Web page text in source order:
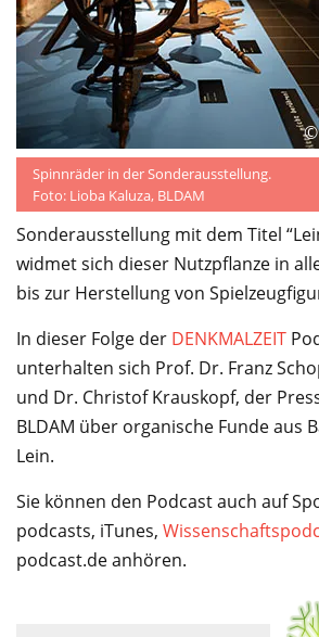
©
Spinnräder in der Sonderausstellung.
Foto: Lioba Kaluza, BLDAM
Sonderausstellung mit dem Titel
widmet sich dieser Nutzpflanze in
bis zur Herstellung von
In dieser Folge der DENKMALZEIT
unterhalten sich Prof. Dr. Franz
und Dr. Christof Krauskopf, der
BLDAM über organische Funde aus
Lein.
Sie können den Podcast auch auf
podcasts, iTunes,
podcast.de anhören.